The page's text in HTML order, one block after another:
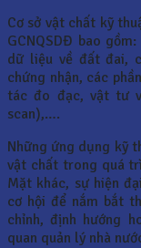
Cơ sở vật chất kỹ
GCNQSDĐ bao
dữ liệu về đất đai,
chứng nhận, các
tác đo đạc, vật tư
scan),….
Những ứng dụng kỹ
vật chất trong quá
Mặt khác, sự hiện
cơ hội để nắm bắt
chỉnh, định hướng
quan quản lý nhà